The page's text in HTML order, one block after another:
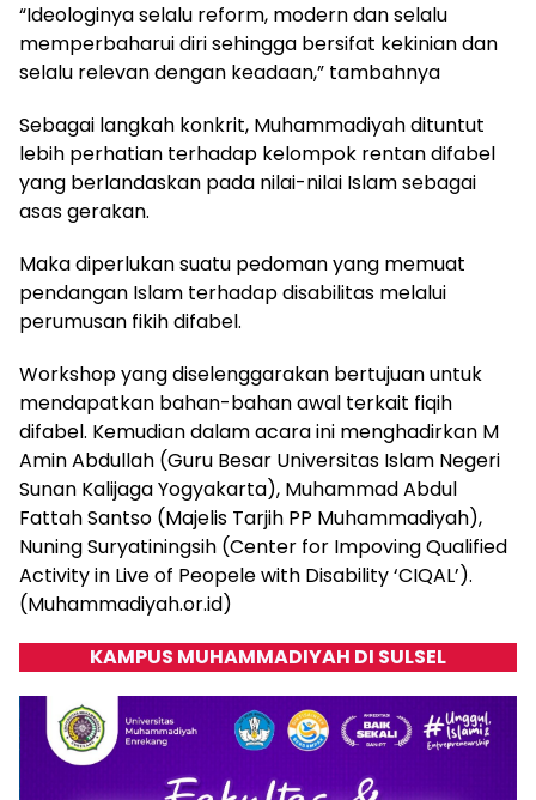
“Ideologinya selalu reform, modern dan selalu
memperbaharui diri sehingga bersifat kekinian dan
selalu relevan dengan keadaan,” tambahnya
Sebagai langkah konkrit, Muhammadiyah dituntut
lebih perhatian terhadap kelompok rentan difabel
yang berlandaskan pada nilai-nilai Islam sebagai
asas gerakan.
Maka diperlukan suatu pedoman yang memuat
pendangan Islam terhadap disabilitas melalui
perumusan fikih difabel.
Workshop yang diselenggarakan bertujuan untuk
mendapatkan bahan-bahan awal terkait fiqih
difabel. Kemudian dalam acara ini menghadirkan M
Amin Abdullah (Guru Besar Universitas Islam Negeri
Sunan Kalijaga Yogyakarta), Muhammad Abdul
Fattah Santso (Majelis Tarjih PP Muhammadiyah),
Nuning Suryatiningsih (Center for Impoving Qualified
Activity in Live of Peopele with Disability ‘CIQAL’).
(Muhammadiyah.or.id)
KAMPUS MUHAMMADIYAH DI SULSEL